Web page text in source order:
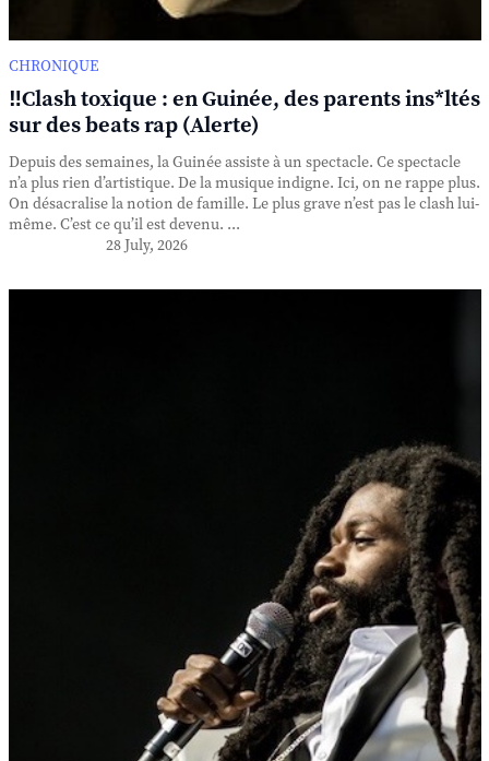
CHRONIQUE
‼️Clash toxique : en Guinée, des parents ins*ltés
sur des beats rap (Alerte)
Depuis des semaines, la Guinée assiste à un spectacle. Ce spectacle
n’a plus rien d’artistique. De la musique indigne. Ici, on ne rappe plus.
On désacralise la notion de famille. Le plus grave n’est pas le clash lui-
même. C’est ce qu’il est devenu. ...
28 July, 2026